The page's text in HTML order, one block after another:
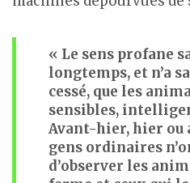
« Le sens profane
longtemps, et n’a
cessé, que les
sensibles,
Avant-hier, hier ou
gens ordinaires
d’observer les